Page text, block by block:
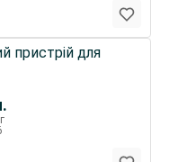
пристрій для